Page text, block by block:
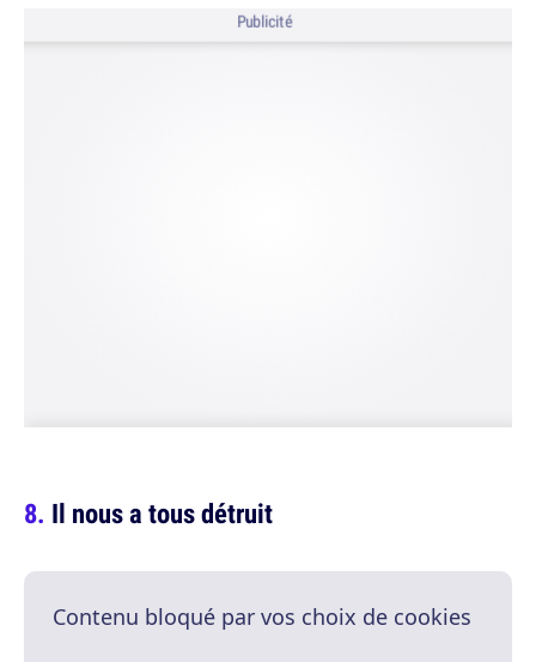
Publicité
Il nous a tous détruit
Contenu bloqué par vos choix de cookies